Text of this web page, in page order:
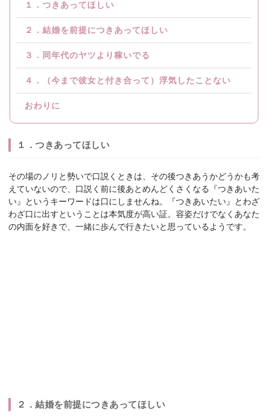
１．つきあってほしい
２．結婚を前提につきあってほしい
３．同年代のヤツより稼いでる
４．（今まで彼女と付き合って）浮気したことない
おわりに
１．つきあってほしい
その場のノリと勢いで口説くときは、その後つきあうかどうかも考
えていないので、口説く前に後あとめんどくさくなる『つきあいた
い』というキーワードは口にしませんね。『つきあいたい』とわざ
わざ口に出すということは本気度が高い証。容姿だけでなくあなた
の内面を好きで、一緒に歩んで行きたいと思っているようです。
２．結婚を前提につきあってほしい